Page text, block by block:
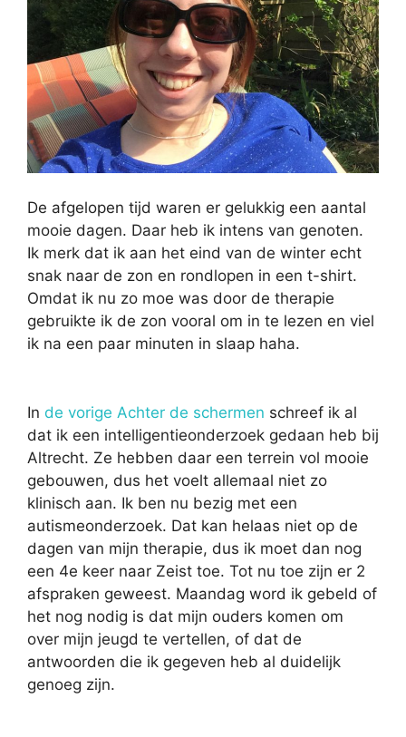
De afgelopen tijd waren er gelukkig een aantal
mooie dagen. Daar heb ik intens van genoten.
Ik merk dat ik aan het eind van de winter echt
snak naar de zon en rondlopen in een t-shirt.
Omdat ik nu zo moe was door de therapie
gebruikte ik de zon vooral om in te lezen en viel
ik na een paar minuten in slaap haha.
In de vorige Achter de schermen schreef ik al
dat ik een intelligentieonderzoek gedaan heb bij
Altrecht. Ze hebben daar een terrein vol mooie
gebouwen, dus het voelt allemaal niet zo
klinisch aan. Ik ben nu bezig met een
autismeonderzoek. Dat kan helaas niet op de
dagen van mijn therapie, dus ik moet dan nog
een 4e keer naar Zeist toe. Tot nu toe zijn er 2
afspraken geweest. Maandag word ik gebeld of
het nog nodig is dat mijn ouders komen om
over mijn jeugd te vertellen, of dat de
antwoorden die ik gegeven heb al duidelijk
genoeg zijn.